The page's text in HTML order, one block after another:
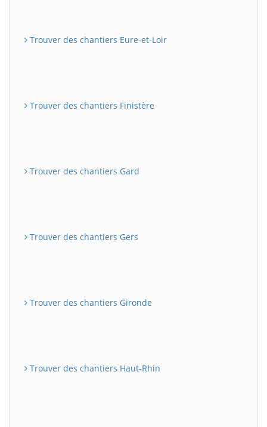
Trouver des chantiers Eure-et-Loir
Trouver des chantiers Finistère
Trouver des chantiers Gard
Trouver des chantiers Gers
Trouver des chantiers Gironde
Trouver des chantiers Haut-Rhin